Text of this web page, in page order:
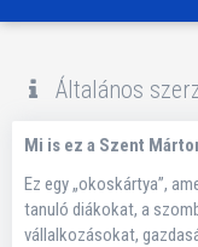
Általános
Mi is ez a Szent
Ez egy „okoskártya”,
tanuló diákokat, a
vállalkozásokat,